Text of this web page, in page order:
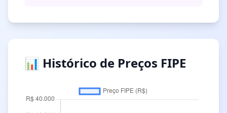
📊 Histórico de Preços FIPE